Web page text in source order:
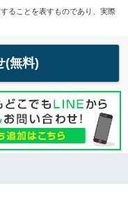
ることを表すものであり、実際
(無料)